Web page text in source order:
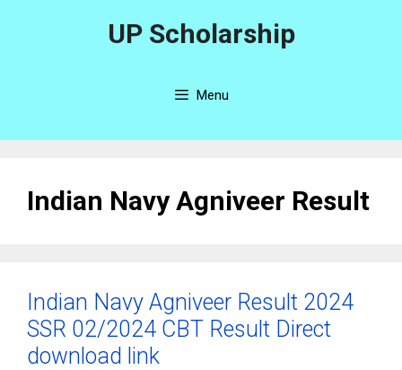
UP Scholarship
Menu
Indian Navy Agniveer Result
Indian Navy Agniveer Result 2024
SSR 02/2024 CBT Result Direct
download link